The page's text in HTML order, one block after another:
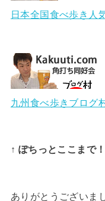
日本全国食べ歩き人
九州食べ歩きブログ
↑ ぽちっとここまで
ありがとうございま